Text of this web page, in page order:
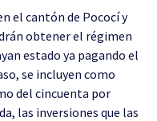
el cantón de Pococí y
obtener el régimen
estado ya pagando el
se incluyen como
del cincuenta por
las inversiones que las